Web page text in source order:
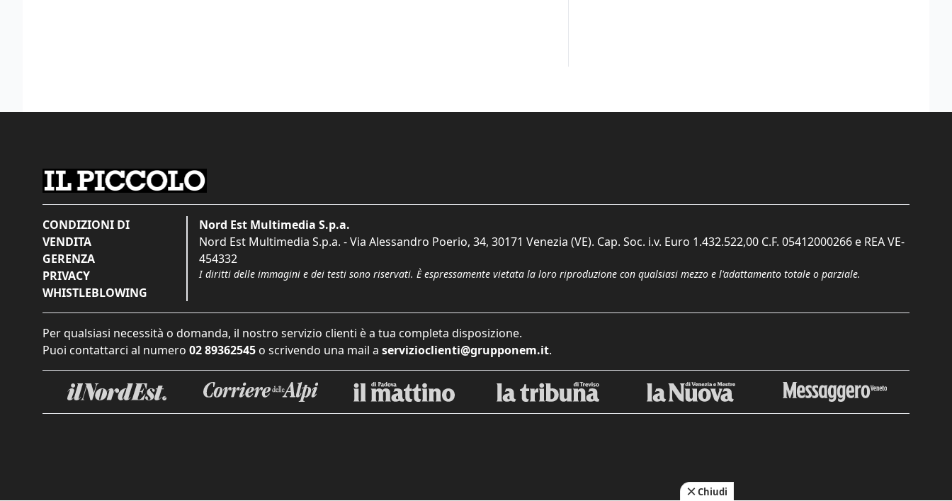
CONDIZIONI DI
VENDITA
GERENZA
PRIVACY
WHISTLEBLOWING
Nord Est Multimedia S.p.a.
Nord Est Multimedia S.p.a. - Via Alessandro Poerio, 34, 30171 Venezia (VE). Cap. Soc. i.v. Euro 1.432.522,00 C.F. 05412000266 e REA VE-
454332
I diritti delle immagini e dei testi sono riservati. È espressamente vietata la loro riproduzione con qualsiasi mezzo e l'adattamento totale o parziale.
Per qualsiasi necessità o domanda, il nostro servizio clienti è a tua completa disposizione.
Puoi contattarci al numero 02 89362545 o scrivendo una mail a servizioclienti@grupponem.it.
Chiudi